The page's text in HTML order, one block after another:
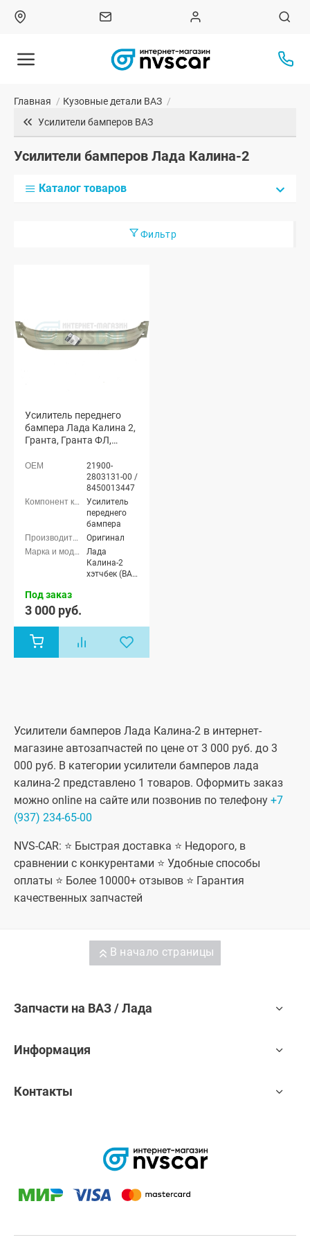
Главная / Кузовные детали ВАЗ /
Усилители бамперов ВАЗ
Усилители бамперов Лада Калина-2
Каталог товаров
Фильтр
Усилитель переднего
бампера Лада Калина 2,
Гранта, Гранта ФЛ,
(8450013447)21900-
2803131-00 /
8450013447
Усилитель
переднего
бампера
Оригинал
Лада
Калина-2
хэтчбек (ВАЗ
Лада Гранта
седан (ВАЗ
2190), Лада
ФЛ хэтчбек,
Лада Гранта
ФЛ
универсал,
Лада Гранта
ФЛ лифтбек,
Лада Гранта
ФЛ Кросс
универсал,
Лада Гранта
ФЛ Драйв
Лада Гранта
ФЛ Драйв
Под заказ
3 000 руб.
Усилители бамперов Лада Калина-2 в интернет-
магазине автозапчастей по цене от 3 000 руб. до 3
000 руб. В категории усилители бамперов лада
калина-2 представлено 1 товаров. Оформить заказ
можно online на сайте или позвонив по телефону +7
(937) 234-65-00
NVS-CAR: ⭐ Быстрая доставка ⭐ Недорого, в
сравнении с конкурентами ⭐ Удобные способы
оплаты ⭐ Более 10000+ отзывов ⭐ Гарантия
качественных запчастей
В начало страницы
Запчасти на ВАЗ / Лада
Информация
Контакты